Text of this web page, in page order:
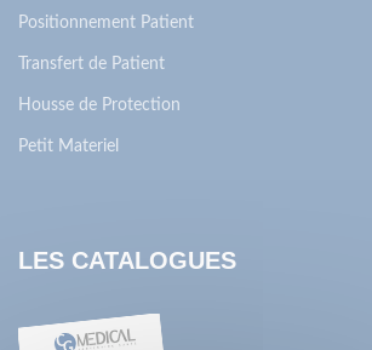
Positionnement Patient
Transfert de Patient
Housse de Protection
Petit Materiel
LES CATALOGUES